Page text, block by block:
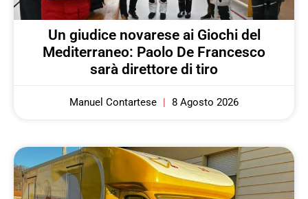
Un giudice novarese ai Giochi del
Mediterraneo: Paolo De Francesco
sarà direttore di tiro
Manuel Contartese 8 Agosto 2026